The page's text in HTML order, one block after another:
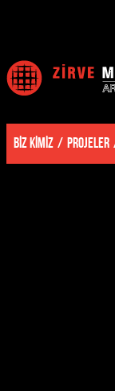
BİZ KİMİZ PROJELER